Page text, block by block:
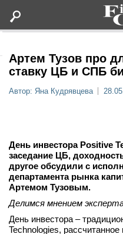
Статьи
Lifestyle
Мероприятия
Новости
Артем Тузов про
ставку ЦБ и СПБ
Автор: Яна Кудрявцева
День инвестора Positive
заседание ЦБ,
другое обсудили с
департамента рынка
Артемом Тузовым.
Делимся мнением
День инвестора –
Technologies,